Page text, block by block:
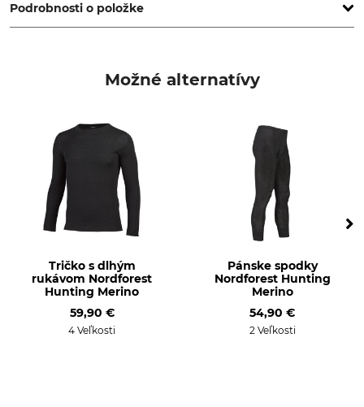
Podrobnosti o položke
40 °C nenáročné na
starostlivosť
Sušenie
Profesionálna starostlivosť
Nečistite nasucho
Možné alternatívy
Tričko s dlhým
rukávom Nordforest
Hunting Merino
59,90 €
4 Veľkosti
Pánske spodky
Nordforest Hunting
Merino
54,90 €
2 Veľkosti